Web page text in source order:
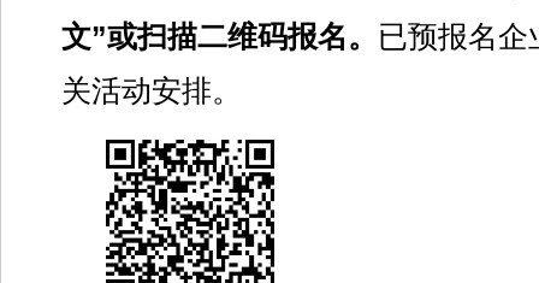
文”或扫描二维码报名。 已预报名企
关活动安排。